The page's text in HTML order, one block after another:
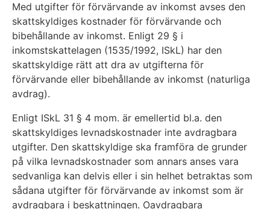
Med utgifter för förvärvande av inkomst avses den
skattskyldiges kostnader för förvärvande och
bibehållande av inkomst. Enligt 29 § i
inkomstskattelagen (1535/1992, ISkL) har den
skattskyldige rätt att dra av utgifterna för
förvärvande eller bibehållande av inkomst (naturliga
avdrag).
Enligt ISkL 31 § 4 mom. är emellertid bl.a. den
skattskyldiges levnadskostnader inte avdragbara
utgifter. Den skattskyldige ska framföra de grunder
på vilka levnadskostnader som annars anses vara
sedvanliga kan delvis eller i sin helhet betraktas som
sådana utgifter för förvärvande av inkomst som är
avdragbara i beskattningen. Oavdragbara